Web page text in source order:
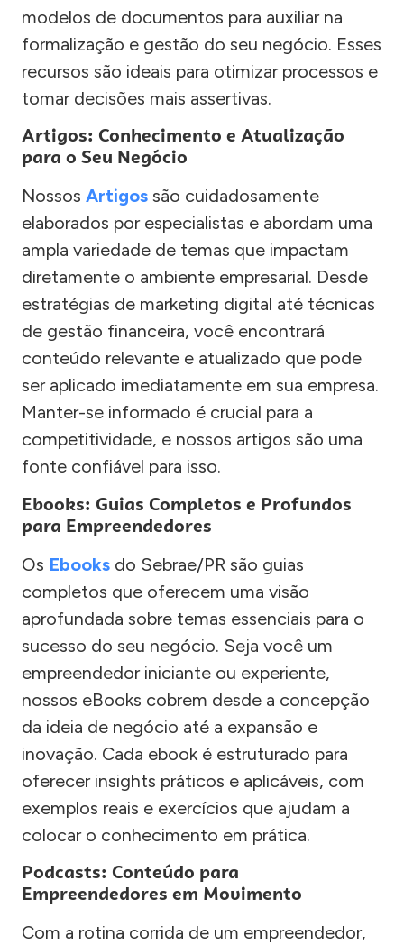
modelos de documentos para auxiliar na
formalização e gestão do seu negócio. Esses
recursos são ideais para otimizar processos e
tomar decisões mais assertivas.
Artigos: Conhecimento e Atualização
para o Seu Negócio
Nossos Artigos são cuidadosamente
elaborados por especialistas e abordam uma
ampla variedade de temas que impactam
diretamente o ambiente empresarial. Desde
estratégias de marketing digital até técnicas
de gestão financeira, você encontrará
conteúdo relevante e atualizado que pode
ser aplicado imediatamente em sua empresa.
Manter-se informado é crucial para a
competitividade, e nossos artigos são uma
fonte confiável para isso.
Ebooks: Guias Completos e Profundos
para Empreendedores
Os Ebooks do Sebrae/PR são guias
completos que oferecem uma visão
aprofundada sobre temas essenciais para o
sucesso do seu negócio. Seja você um
empreendedor iniciante ou experiente,
nossos eBooks cobrem desde a concepção
da ideia de negócio até a expansão e
inovação. Cada ebook é estruturado para
oferecer insights práticos e aplicáveis, com
exemplos reais e exercícios que ajudam a
colocar o conhecimento em prática.
Podcasts: Conteúdo para
Empreendedores em Movimento
Com a rotina corrida de um empreendedor,